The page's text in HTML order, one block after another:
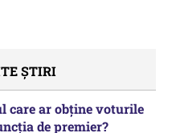
ȘTIRI
care ar obține voturile
de premier?